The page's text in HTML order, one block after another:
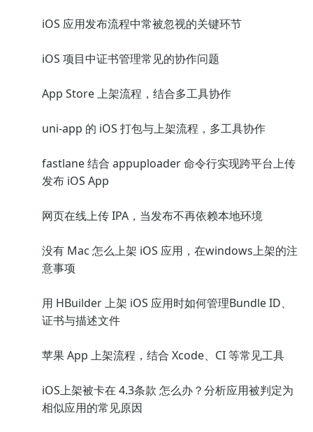
iOS 应用发布流程中常被忽视的关键环节
iOS 项目中证书管理常见的协作问题
App Store 上架流程，结合多工具协作
uni-app 的 iOS 打包与上架流程，多工具协作
fastlane 结合 appuploader 命令行实现跨平台上传
发布 iOS App
网页在线上传 IPA，当发布不再依赖本地环境
没有 Mac 怎么上架 iOS 应用，在windows上架的注
意事项
用 HBuilder 上架 iOS 应用时如何管理Bundle ID、
证书与描述文件
苹果 App 上架流程，结合 Xcode、CI 等常见工具
iOS上架被卡在 4.3条款 怎么办？分析应用被判定为
相似应用的常见原因